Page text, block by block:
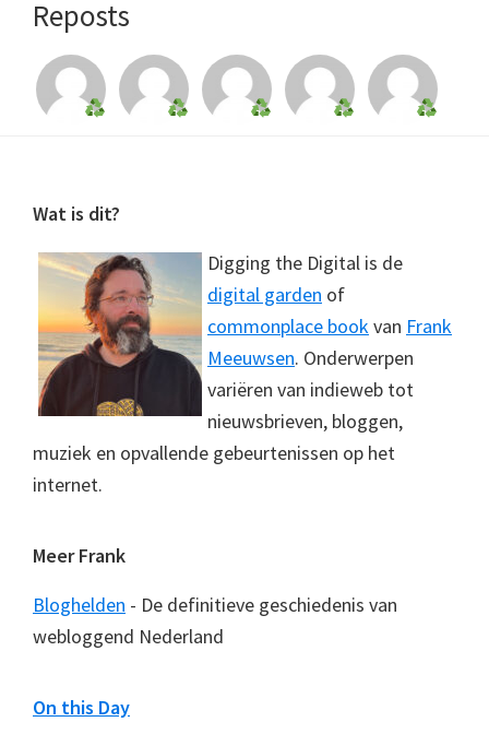
Reposts
Footer
Wat is dit?
Digging the Digital is de
digital garden of
commonplace bookvan Frank
Meeuwsen. Onderwerpen
variëren van indieweb tot
nieuwsbrieven, bloggen,
muziek en opvallende gebeurtenissen op het
internet.
Meer Frank
Bloghelden - De definitieve geschiedenis van
webloggend Nederland
On this Day